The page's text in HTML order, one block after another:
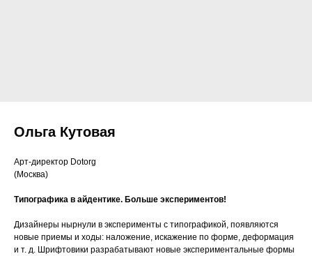
Ольга Кутовая
Арт-директор Dotorg
(Москва)
Типографика в айдентике. Больше экспериментов!
Дизайнеры нырнули в эксперименты с типографикой, появляются
новые приемы и ходы: наложение, искажение по форме, деформация
и т. д. Шрифтовики разрабатывают новые экспериментальные формы